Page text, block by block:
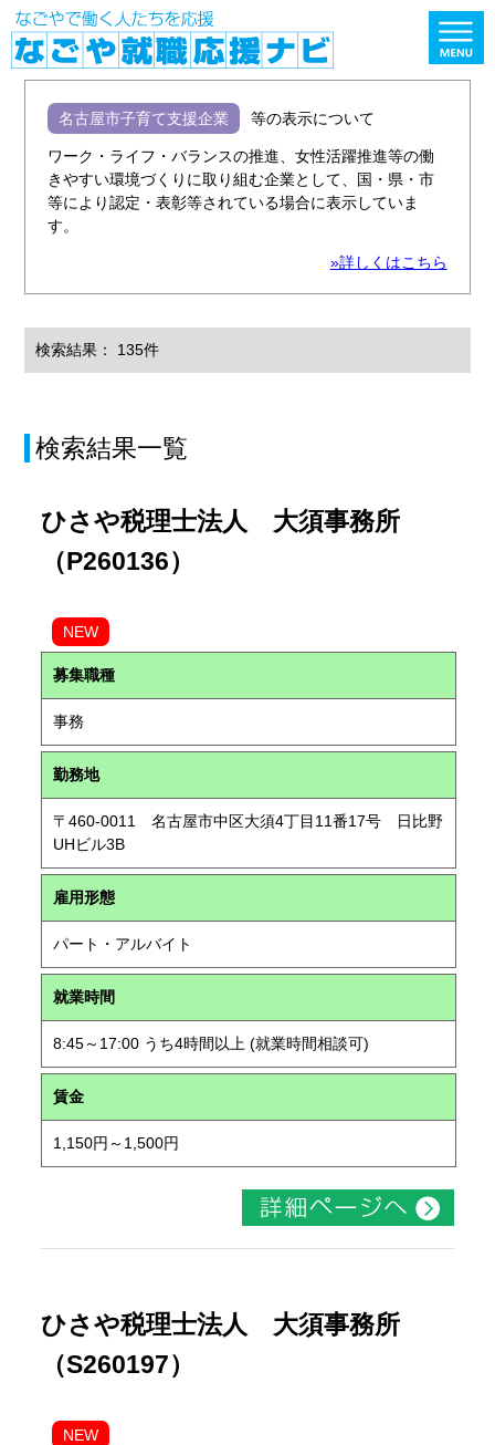
名古屋市子育て支援企業 等の表示について
ワーク・ライフ・バランスの推進、女性活躍推進等の働
きやすい環境づくりに取り組む企業として、国・県・市
等により認定・表彰等されている場合に表示していま
す。
»詳しくはこちら
検索結果： 135件
検索結果一覧
ひさや税理士法人 大須事務所
（P260136）
NEW
募集職種
事務
勤務地
〒460-0011 名古屋市中区大須4丁目11番17号 日比野
UHビル3B
雇用形態
パート・アルバイト
就業時間
8:45～17:00 うち4時間以上 (就業時間相談可)
賃金
1,150円～1,500円
ひさや税理士法人 大須事務所
（S260197）
NEW